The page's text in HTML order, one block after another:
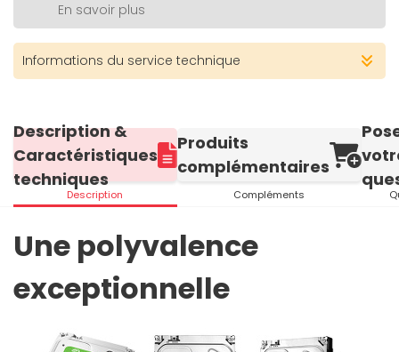
En savoir plus
Informations du service technique
Description &
Caractéristiques
techniques
Description
Produits
complémentaires
Compléments
Une polyvalence
exceptionnelle